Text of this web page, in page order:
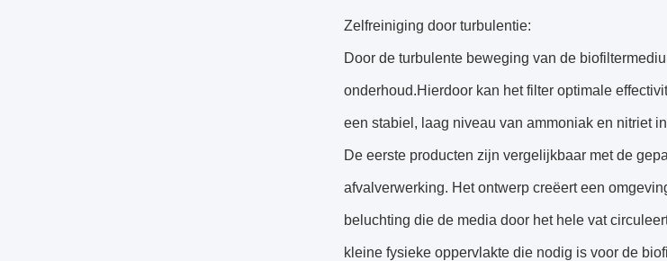
Zelfreiniging door turbulentie:
Door de turbulente beweging van de
onderhoud.Hierdoor kan het filter optimale
een stabiel, laag niveau van ammoniak en nitriet
De eerste producten zijn vergelijkbaar met de
afvalverwerking. Het ontwerp creëert een
beluchting die de media door het hele vat
kleine fysieke oppervlakte die nodig is voor de